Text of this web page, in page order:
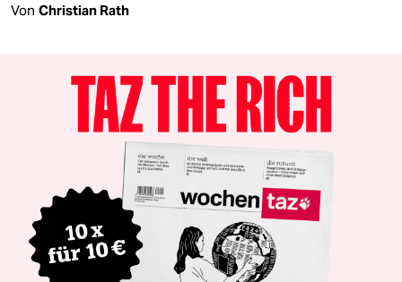
Von Christian Rath